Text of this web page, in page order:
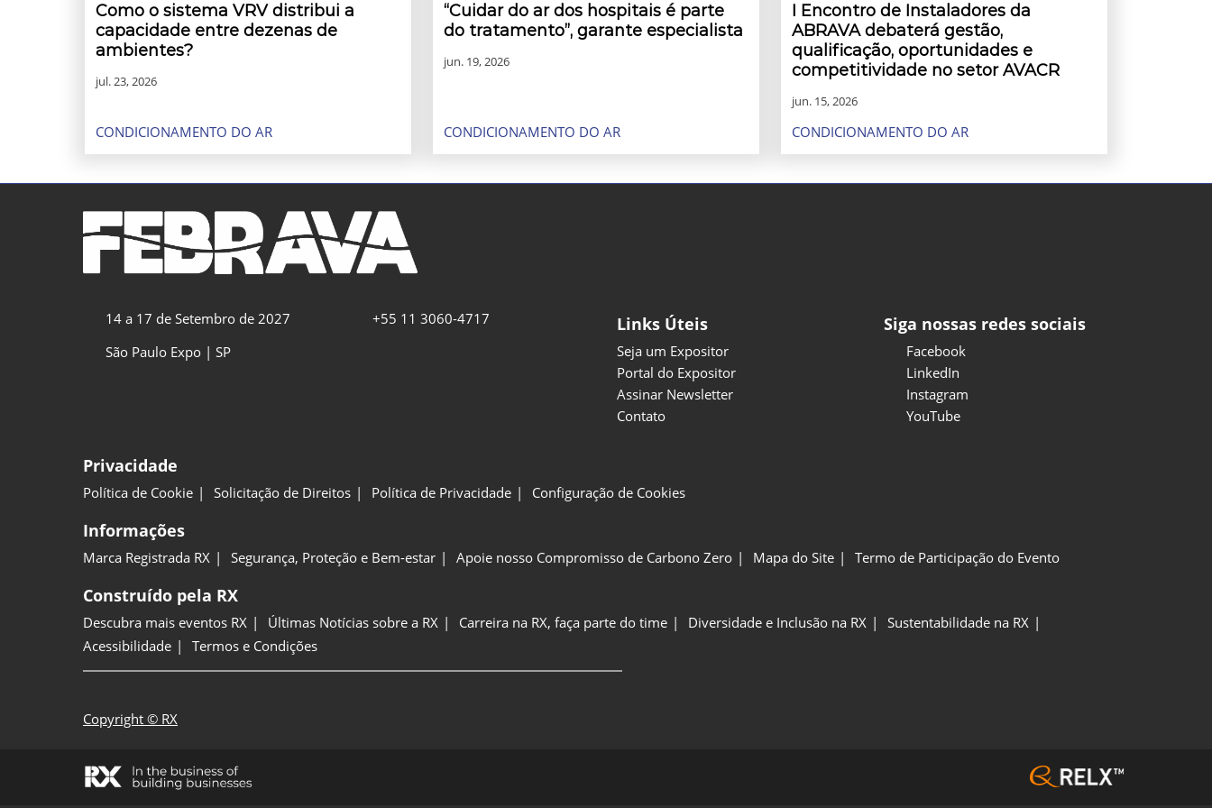
Como o sistema VRV distribui a
capacidade entre dezenas de
ambientes?
jul. 23, 2026
CONDICIONAMENTO DO AR
“Cuidar do ar dos hospitais é parte
do tratamento”, garante especialista
jun. 19, 2026
CONDICIONAMENTO DO AR
I Encontro de Instaladores da
ABRAVA debaterá gestão,
qualificação, oportunidades e
competitividade no setor AVACR
jun. 15, 2026
CONDICIONAMENTO DO AR
14 a 17 de Setembro de 2027
São Paulo Expo | SP
+55 11 3060-4717 Links Úteis
Seja um Expositor
Portal do Expositor
Assinar Newsletter
Contato
Siga nossas redes sociais
Facebook
LinkedIn
Instagram
YouTube
Privacidade
Política de Cookie Solicitação de Direitos Política de Privacidade Configuração de Cookies
Informações
Marca Registrada RX Segurança, Proteção e Bem-estar Apoie nosso Compromisso de Carbono Zero Mapa do Site Termo de Participação do Evento
Construído pela RX
Descubra mais eventos RX Últimas Notícias sobre a RX Carreira na RX, faça parte do time Diversidade e Inclusão na RX
Sustentabilidade na RX
Acessibilidade
Termos e Condições
Copyright © RX